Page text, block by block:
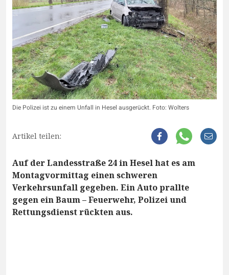
Die Polizei ist zu einem Unfall in Hesel ausgerückt. Foto: Wolters
Artikel teilen:
Auf der Landesstraße 24 in Hesel hat es am
Montagvormittag einen schweren
Verkehrsunfall gegeben. Ein Auto prallte
gegen ein Baum – Feuerwehr, Polizei und
Rettungsdienst rückten aus.